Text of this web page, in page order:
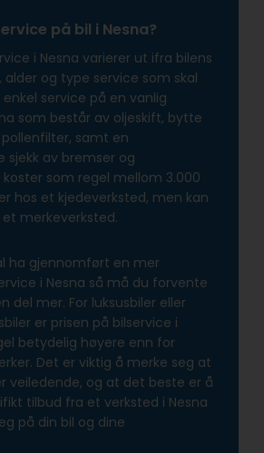
på bil i Nesna?
i Nesna varierer ut ifra bilens
alder og type service som skal
service på en vanlig
som består av oljeskift, bytte
samt en
sjekk av bremser og
som regel mellom 3.000
hos et kjedeverksted, men kan
merkeverksted.
ha gjennomført en mer
i Nesna så må du forvente
del mer. For luksusbiler eller
er prisen på bilservice i
betydelig høyere enn for
Det er viktig å merke seg at
veiledende, og at det beste er å
tilbud fra et verksted i Nesna
på din bil og dine